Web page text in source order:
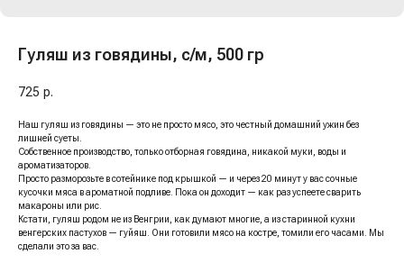
Гуляш из говядины, с/м, 500 гр
725 р.
Наш гуляш из говядины — это не просто мясо, это честный домашний ужин без
лишней суеты.
Собственное производство, только отборная говядина, никакой муки, воды и
ароматизаторов.
Просто разморозьте в сотейнике под крышкой — и через 20 минут у вас сочные
кусочки мяса в ароматной подливе. Пока он доходит — как раз успеете сварить
макароны или рис.
Кстати, гуляш родом не из Венгрии, как думают многие, а из старинной кухни
венгерских пастухов — гуйяш. Они готовили мясо на костре, томили его часами. Мы
сделали это за вас.